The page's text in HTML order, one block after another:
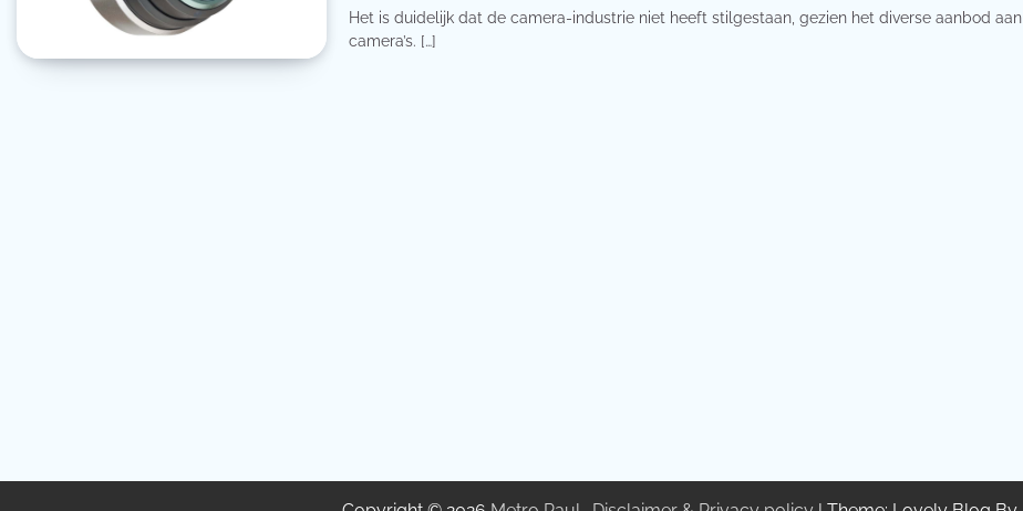
Het is duidelijk dat de camera-industrie niet heeft stilgestaan, gezien het diverse aanbod aan
camera’s. […]